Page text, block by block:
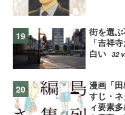
街を選
「吉祥
白い 32
漫画「
すじ・
ィ要素